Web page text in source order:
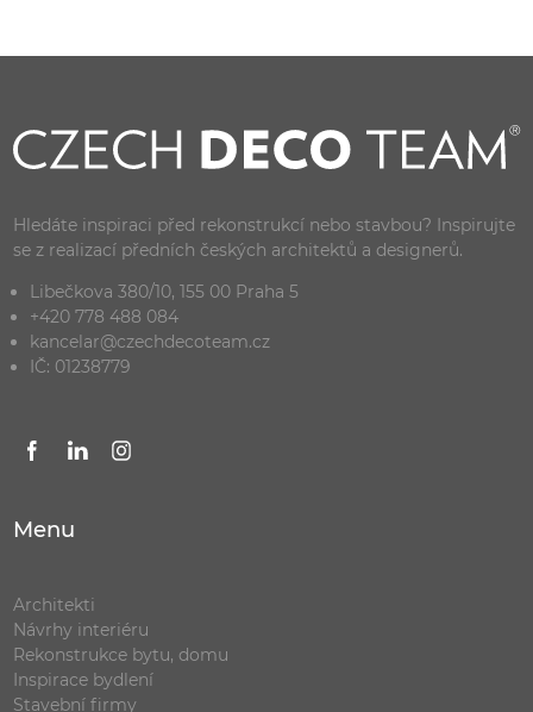
Hledáte inspiraci před rekonstrukcí nebo stavbou? Inspirujte
se z realizací předních českých architektů a designerů.
Libečkova 380/10, 155 00 Praha 5
+420 778 488 084
kancelar@czechdecoteam.cz
IČ: 01238779
Menu
Architekti
Návrhy interiéru
Rekonstrukce bytu, domu
Inspirace bydlení
Stavební firmy